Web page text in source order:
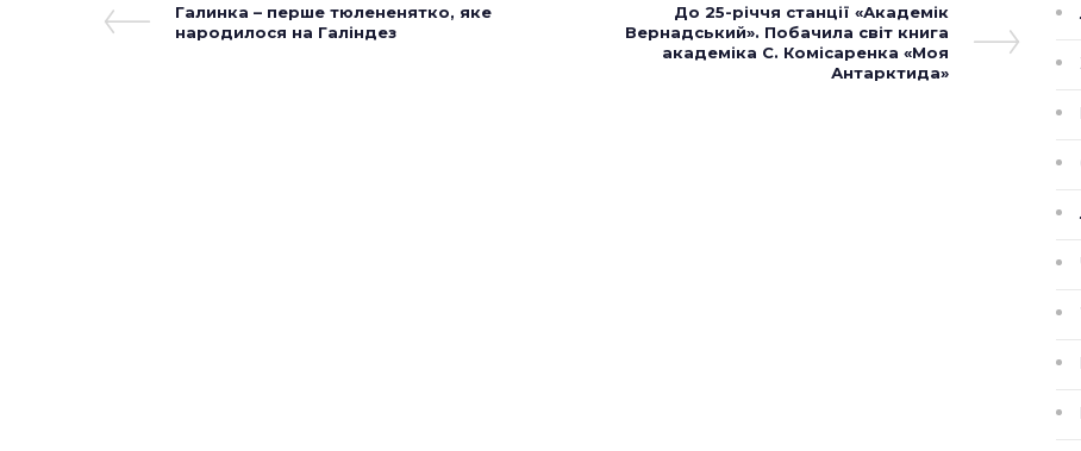
Навігація
записів
Previous
Post
Галинка – перше тюлененятко, яке
народилося на Галіндез
Next
Post
До 25-річчя станції «Академік
Вернадський». Побачила світ книга
академіка С. Комісаренка «Моя
Антарктида»